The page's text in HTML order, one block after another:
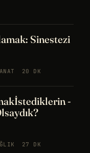
Sinestezi
20 DK
-
27 DK